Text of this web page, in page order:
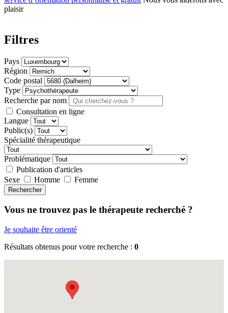
plaisir
Filtres
Pays
Région
Code postal
Type
Recherche par nom
Consultation en ligne
Langue
Public(s)
Spécialité thérapeutique
Problématique
Publication d'articles
Sexe
Homme Femme
Rechercher
Vous ne trouvez pas le thérapeute recherché ?
Je souhaite être orienté
Résultats obtenus pour votre recherche : 0